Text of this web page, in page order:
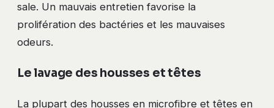
sale. Un mauvais entretien favorise la
prolifération des bactéries et les mauvaises
odeurs.
Le lavage des housses et têtes
La plupart des housses en microfibre et têtes en